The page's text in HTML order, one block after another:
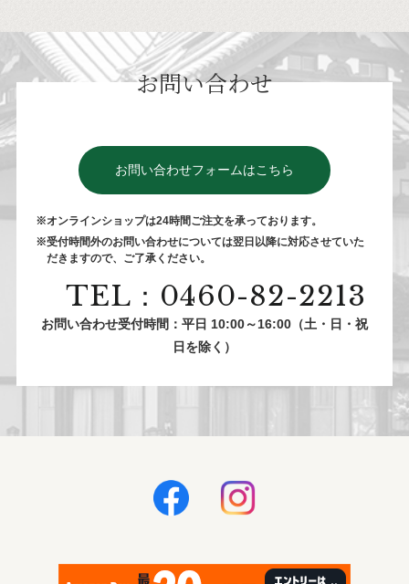
お問い合わせ
お問い合わせフォームはこちら
※オンラインショップは24時間ご注⽂を承っております。
※受付時間外のお問い合わせについては翌⽇以降に対応させていた
だきますので、ご了承ください。
TEL：0460-82-2213
お問い合わせ受付時間：平日 10:00～16:00（土・日・祝
日を除く）